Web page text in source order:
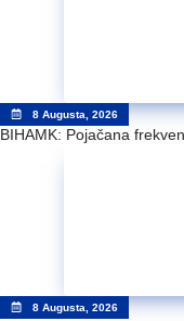
8 Augusta, 2026
BIHAMK: Pojačana
8 Augusta, 2026